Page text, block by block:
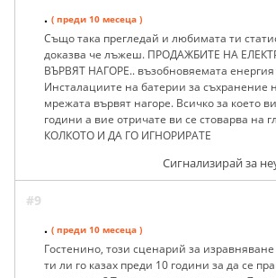
. ( преди 10 месеца )
Също така прегледай и любимата ти
доказва че лъжеш. ПРОДАЖБИТЕ НА
ВЪРВЯТ НАГОРЕ.. възобновяемата
Инсталациите на батерии за съхранение
мрежата вървят нагоре. Всичко за което
години а вие отричате ви се стоварва на
КОЛКОТО И ДА ГО ИГНОРИРАТЕ
Сигнализирай за
#9
. ( преди 10 месеца )
Гостенино, този сценарий за
ти ли го казах преди 10 години за да се